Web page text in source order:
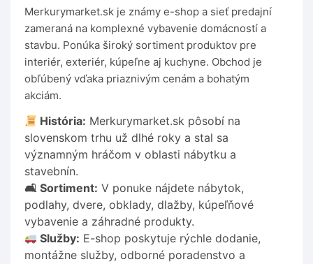
Merkurymarket.sk je známy e-shop a sieť predajní
zameraná na komplexné vybavenie domácností a
stavbu. Ponúka široký sortiment produktov pre
interiér, exteriér, kúpeľne aj kuchyne. Obchod je
obľúbený vďaka priaznivým cenám a bohatým
akciám.
História: Merkurymarket.sk pôsobí na
slovenskom trhu už dlhé roky a stal sa
významným hráčom v oblasti nábytku a
stavebnín.
🛋 Sortiment: V ponuke nájdete nábytok,
podlahy, dvere, obklady, dlažby, kúpeľňové
vybavenie a záhradné produkty.
Služby: E-shop poskytuje rýchle dodanie,
montážne služby, odborné poradenstvo a